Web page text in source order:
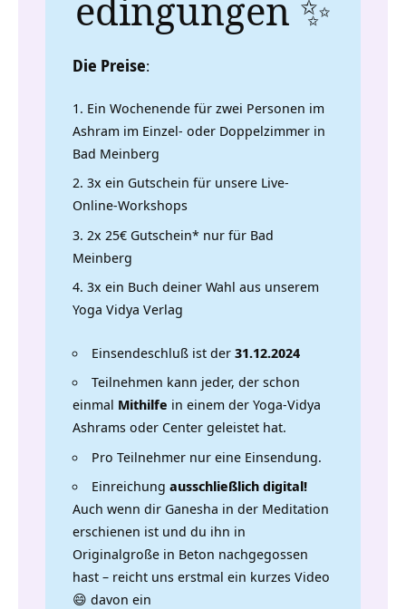
Die Preise:
Ein Wochenende für zwei Personen im
Ashram im Einzel- oder Doppelzimmer in
Bad Meinberg
3x ein Gutschein für unsere Live-
Online-Workshops
2x 25€ Gutschein* nur für Bad
Meinberg
3x ein Buch deiner Wahl aus unserem
Yoga Vidya Verlag
Einsendeschluß ist der 31.12.2024
Teilnehmen kann jeder, der schon
einmal Mithilfe in einem der Yoga-Vidya
Ashrams oder Center geleistet hat.
Pro Teilnehmer nur eine Einsendung.
Einreichung ausschließlich digital!
Auch wenn dir Ganesha in der Meditation
erschienen ist und du ihn in
Originalgroße in Beton nachgegossen
hast – reicht uns erstmal ein kurzes Video
😄 davon ein